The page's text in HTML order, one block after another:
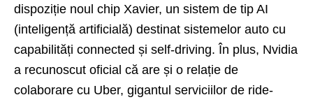
dispoziție noul chip Xavier, un sistem de tip AI
(inteligență artificială) destinat sistemelor auto cu
capabilități connected și self-driving. În plus, Nvidia
a recunoscut oficial că are și o relație de
colaborare cu Uber, gigantul serviciilor de ride-